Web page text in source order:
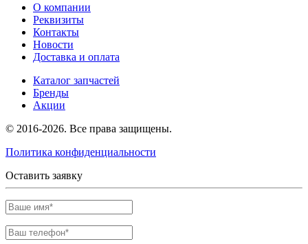
О компании
Реквизиты
Контакты
Новости
Доставка и оплата
Каталог запчастей
Бренды
Акции
© 2016-2026. Все права защищены.
Политика конфиденциальности
Оставить заявку